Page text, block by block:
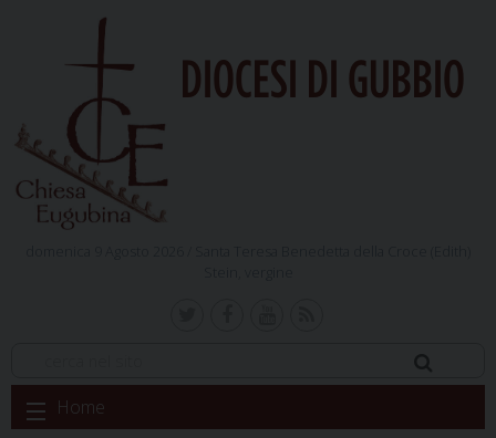
DIOCESI DI GUBBIO
Skip
to
Home